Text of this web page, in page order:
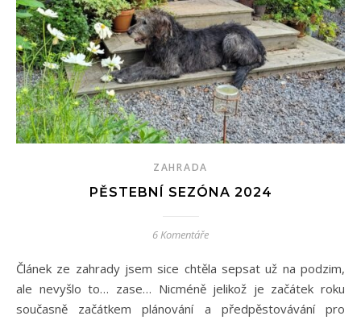
ZAHRADA
PĚSTEBNÍ SEZÓNA 2024
6 Komentáře
Článek ze zahrady jsem sice chtěla sepsat už na podzim,
ale nevyšlo to… zase… Nicméně jelikož je začátek roku
současně začátkem plánování a předpěstovávání pro